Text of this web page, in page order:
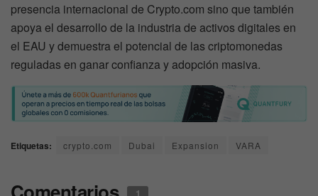
presencia internacional de Crypto.com sino que también
apoya el desarrollo de la industria de activos digitales en
el EAU y demuestra el potencial de las criptomonedas
reguladas en ganar confianza y adopción masiva.
Etiquetas: crypto.com Dubai Expansion VARA